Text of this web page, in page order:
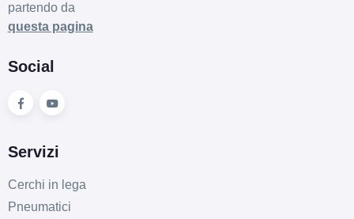
partendo da
questa pagina
Social
Servizi
Cerchi in lega
Pneumatici